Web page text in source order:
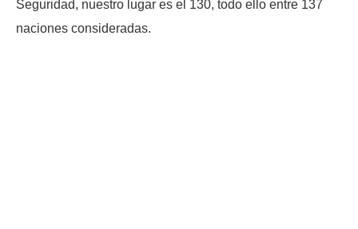
Seguridad, nuestro lugar es el 130, todo ello entre 137
naciones consideradas.